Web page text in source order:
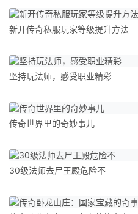
新开传奇私服玩家等级提升方法
坚持玩法师，感受职业精彩
传奇世界里的奇妙事儿
30级法师去尸王殿危险不